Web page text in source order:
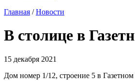
Главная /Новости
В столице в
15 декабря 2021
Дом номер 1/12, строение 5 в